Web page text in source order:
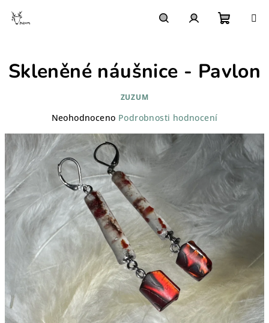
košík
Skleněné náušnice - Pavlon
ZUZUM
Průměrné
produktu
je
0,0
5
hvězdiček.
Neohodnoceno Podrobnosti hodnocení